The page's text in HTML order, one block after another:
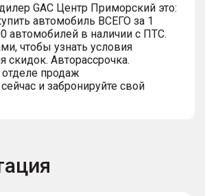
GАС Центр Приморский это:
автомобиль ВСЕГО за 1
автомобилей в наличии с ПТС.
чтобы узнать условия
скидок. Авторассрочка.
продаж
и забронируйте свой